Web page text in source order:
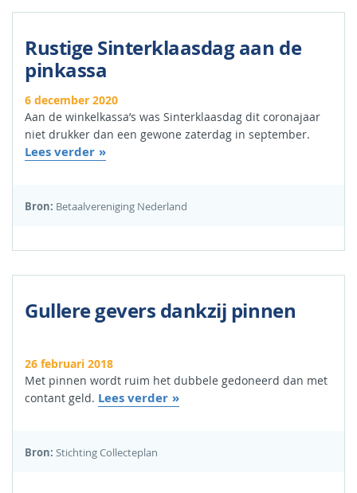
Rustige Sinterklaasdag aan de
pinkassa
6 december 2020
Aan de winkelkassa’s was Sinterklaasdag dit coronajaar
niet drukker dan een gewone zaterdag in september.
Lees verder
Bron: Betaalvereniging Nederland
Gullere gevers dankzij pinnen
26 februari 2018
Met pinnen wordt ruim het dubbele gedoneerd dan met
contant geld. Lees verder
Bron: Stichting Collecteplan